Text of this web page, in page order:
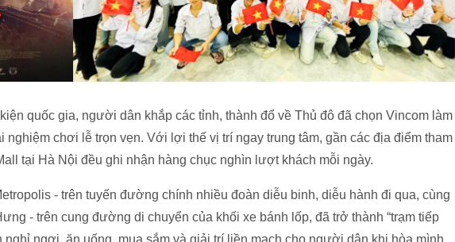
quốc gia, người dân khắp các tỉnh, thành đổ về Thủ đô đã chọn Vincom làm
nghiệm chơi lễ trọn vẹn. Với lợi thế vị trí ngay trung tâm, gần các địa điểm tham
tại Hà Nội đều ghi nhận hàng chục nghìn lượt khách mỗi ngày.
- trên tuyến đường chính nhiều đoàn diễu binh, diễu hành đi qua, cùng
- trên cung đường di chuyển của khối xe bánh lốp, đã trở thành “trạm tiếp
nghỉ ngơi, ăn uống, mua sắm và giải trí liền mạch cho người dân khi hòa mình